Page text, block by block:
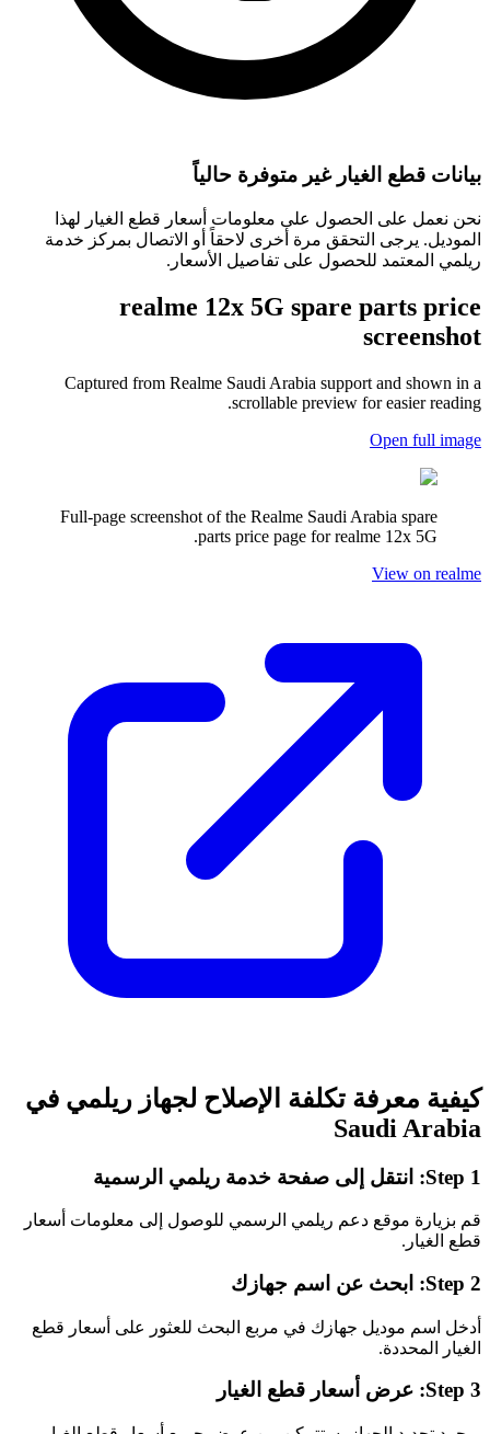
بيانات قطع الغيار غير متوفرة حالياً
نحن نعمل على الحصول على معلومات أسعار قطع الغيار لهذا
الموديل. يرجى التحقق مرة أخرى لاحقاً أو الاتصال بمركز خدمة
ريلمي المعتمد للحصول على تفاصيل الأسعار.
realme 12x 5G spare parts price
screenshot
Captured from Realme Saudi Arabia support and shown in a
scrollable preview for easier reading.
Open full image
Full-page screenshot of the Realme Saudi Arabia spare
parts price page forrealme 12x 5G
.
View on realme
كيفية معرفة تكلفة الإصلاح لجهاز ريلمي في
Saudi Arabia
Step 1: انتقل إلى صفحة خدمة ريلمي الرسمية
قم بزيارة موقع دعم ريلمي الرسمي للوصول إلى معلومات أسعار
قطع الغيار.
Step 2: ابحث عن اسم جهازك
أدخل اسم موديل جهازك في مربع البحث للعثور على أسعار قطع
الغيار المحددة.
Step 3: عرض أسعار قطع الغيار